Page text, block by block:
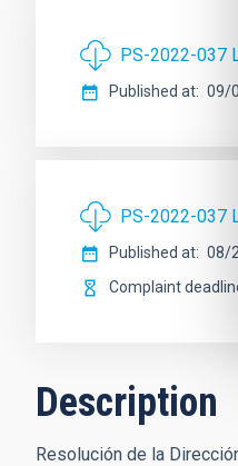
PS-2022-037
Published at 09/
PS-2022-037
Published at
08/
Complaint
Description
Resolución de la